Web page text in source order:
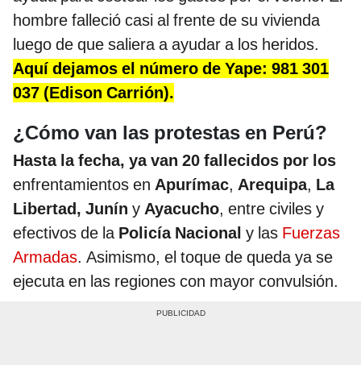
hombre falleció casi al frente de su vivienda
luego de que saliera a ayudar a los heridos.
Aquí dejamos el número de Yape: 981 301
037 (Edison Carrión).
¿Cómo van las protestas en Perú?
Hasta la fecha, ya van 20 fallecidos por los
enfrentamientos en Apurímac, Arequipa, La
Libertad, Junín y Ayacucho, entre civiles y
efectivos de la Policía Nacional y las Fuerzas
Armadas. Asimismo, el toque de queda ya se
ejecuta en las regiones con mayor convulsión.